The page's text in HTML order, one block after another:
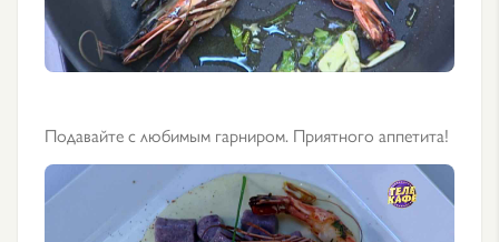
Подавайте с любимым гарниром. Приятного аппетита!